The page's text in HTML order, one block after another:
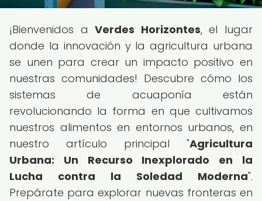
¡Bienvenidos aVerdes Horizontes, el lugar
donde la innovación y la agricultura urbana
se unen para crear un impacto positivo en
nuestras comunidades! Descubre cómo los
sistemas de acuaponía están
revolucionando la forma en que cultivamos
nuestros alimentos en entornos urbanos, en
nuestro artículo principal "Agricultura
Urbana: Un Recurso Inexplorado en la
Lucha contra la Soledad Moderna".
Prepárate para explorar nuevas fronteras en